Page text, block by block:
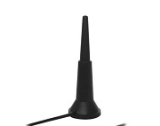
Teltonika 003R00288; Vnitřní duální
lineární anténa pro pásma 2,4 a 5
ZÁKLADNÍ SPECIFIKACE; Typ antény:
lineární; Frekvenční pásmo: 2,4 GHz,